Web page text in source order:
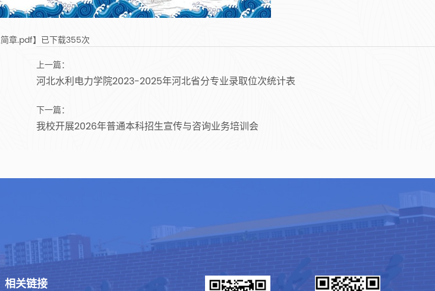
章.pdf】已下载355次
上一篇：
河北水利电力学院2023-2025年河北省分专业录取位次统计表
下一篇：
我校开展2026年普通本科招生宣传与咨询业务培训会
相关链接